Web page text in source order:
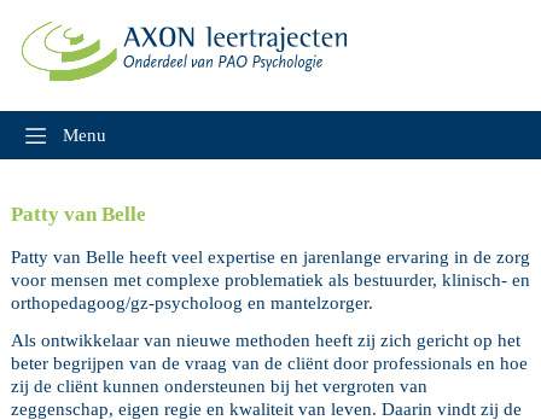
content
Menu
Patty van Belle
Patty van Belle heeft veel expertise en jarenlange ervaring in de zorg
voor mensen met complexe problematiek als bestuurder, klinisch- en
orthopedagoog/gz-psycholoog en mantelzorger.
Als ontwikkelaar van nieuwe methoden heeft zij zich gericht op het
beter begrijpen van de vraag van de cliënt door professionals en hoe
zij de cliënt kunnen ondersteunen bij het vergroten van
zeggenschap, eigen regie en kwaliteit van leven. Daarin vindt zij de